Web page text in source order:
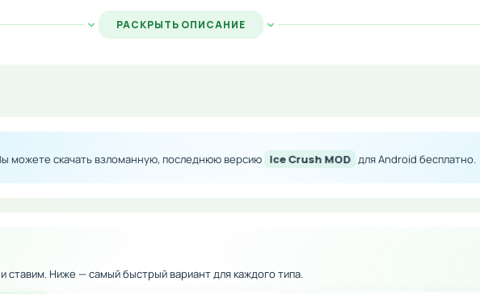
вы сможете активировать мощные усилители и спецэффекты, которые помогут
и приблизиться к финальной победе над злобным антагонистом.
без ограничений
финансовых преград
микротранзакций
РАСКРЫТЬ ОПИСАНИЕ
можете скачать взломанную, последнюю версию Ice Crush MOD для Android бесплатно.
ставим. Ниже — самый быстрый вариант для каждого типа.